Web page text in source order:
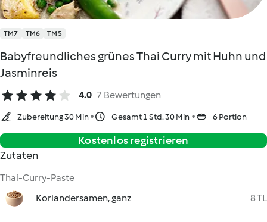
TM7 TM6 TM5
Babyfreundliches grünes Thai Curry mit Huhn und
Jasminreis
4.0 7 Bewertungen
Zubereitung 30 Min Gesamt 1 Std. 30 Min 6 Portion
Kostenlos registrieren
Zutaten
Thai-Curry-Paste
Koriandersamen, ganz
8 TL